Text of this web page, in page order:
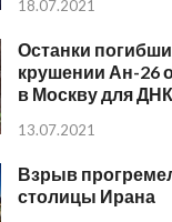
18.07.2021
Останки
крушении Ан-26
в Москву для
13.07.2021
Взрыв
столицы Ирана